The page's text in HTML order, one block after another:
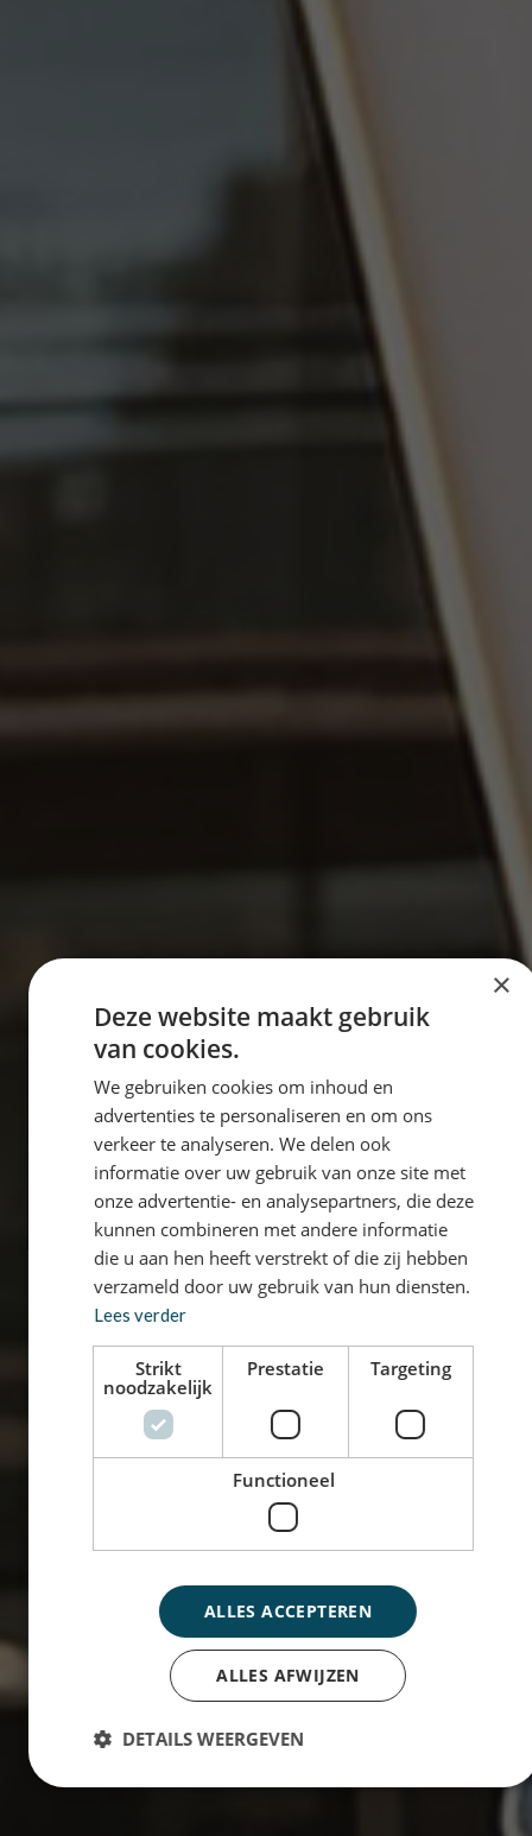
×
Deze website maakt gebruik
van cookies.
We gebruiken cookies om inhoud en
advertenties te personaliseren en om ons
verkeer te analyseren. We delen ook
informatie over uw gebruik van onze site met
onze advertentie- en analysepartners, die deze
kunnen combineren met andere informatie
die u aan hen heeft verstrekt of die zij hebben
verzameld door uw gebruik van hun diensten.
Lees verder
Strikt
noodzakelijk
Prestatie Targeting
Functioneel
ALLES ACCEPTEREN
ALLES AFWIJZEN
DETAILS WEERGEVEN